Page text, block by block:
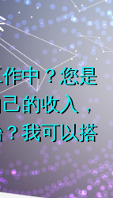
中？您是
的收入，
我可以搭